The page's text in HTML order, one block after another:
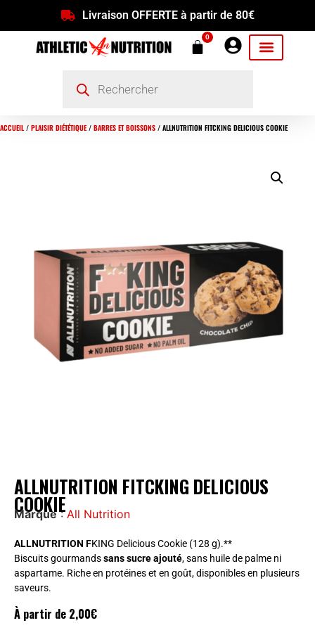
Livraison OFFERTE à partir de 80€
0
ACCUEIL/ PLAISIR DIÉTÉTIQUE/ BARRES ET BOISSONS / ALLNUTRITION FITCKING DELICIOUS COOKIE
ALLNUTRITION FITCKING DELICIOUS
COOKIE
Marque:All Nutrition
ALLNUTRITION FKING Delicious Cookie (128 g).**
Biscuits gourmandssans sucre ajouté, sans huile de palme ni
aspartame. Riche en protéines et en goût, disponibles en plusieurs
saveurs.
À partir de 2,00€